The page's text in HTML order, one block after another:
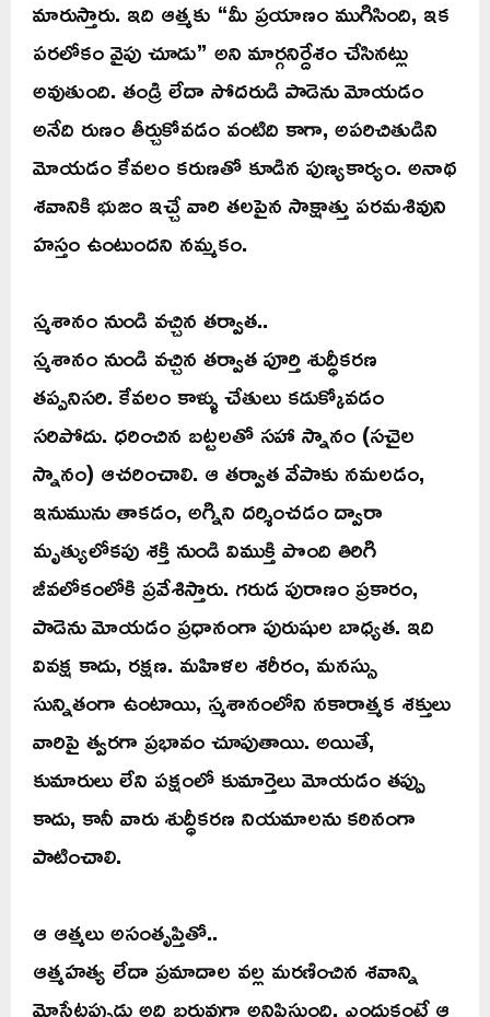
మారుస్తారు. ఇది ఆత్మకు “మీ ప్రయాణం ముగిసింది, ఇక
పరలోకం వైపు చూడు” అని మార్గనిర్దేశం చేసినట్లు
అవుతుంది. తండ్రి లేదా సోదరుడి పాడెను మోయడం
అనేది రుణం తీర్చుకోవడం వంటిది కాగా, అపరిచితుడిని
మోయడం కేవలం కరుణతో కూడిన పుణ్యకార్యం. అనాథ
శవానికి భుజం ఇచ్చే వారి తలపైన సాక్షాత్తు పరమశివుని
హస్తం ఉంటుందని నమ్మకం.
స్మశానం నుండి వచ్చిన తర్వాత..
స్మశానం నుండి వచ్చిన తర్వాత పూర్తి శుద్ధీకరణ
తప్పనిసరి. కేవలం కాళ్ళు చేతులు కడుక్కోవడం
సరిపోదు. ధరించిన బట్టలతో సహా స్నానం (సచైల
స్నానం) ఆచరించాలి. ఆ తర్వాత వేపాకు నమలడం,
ఇనుమును తాకడం, అగ్నిని దర్శించడం ద్వారా
మృత్యులోకపు శక్తి నుండి విముక్తి పొంది తిరిగి
జీవలోకంలోకి ప్రవేశిస్తారు. గరుడ పురాణం ప్రకారం,
పాడెను మోయడం ప్రధానంగా పురుషుల బాధ్యత. ఇది
వివక్ష కాదు, రక్షణ. మహిళల శరీరం, మనస్సు
సున్నితంగా ఉంటాయి, స్మశానంలోని నకారాత్మక శక్తులు
వారిపై త్వరగా ప్రభావం చూపుతాయి. అయితే,
కుమారులు లేని పక్షంలో కుమార్తెలు మోయడం తప్పు
కాదు, కానీ వారు శుద్ధీకరణ నియమాలను కఠినంగా
పాటించాలి.
ఆ ఆత్మలు అసంతృప్తితో..
ఆత్మహత్య లేదా ప్రమాదాల వల్ల మరణించిన శవాన్ని